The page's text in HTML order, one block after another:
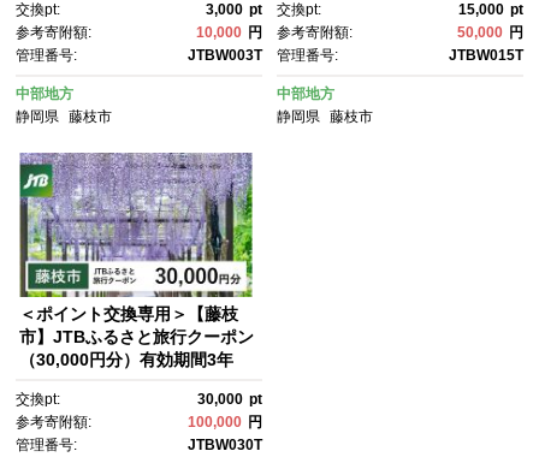
ル 予約 国内旅行 JTB 宿泊 観
光 体験 旅行券 宿泊券 旅行予
約 ホテル 旅館 チケット 子
供 子連れ カップル 家族 人
気 おすすめ 旅行クーポン 店
頭 オンライン ネット予約 電
話 有効期間3年
交換pt: 3,000 pt
参考寄附額:
10,000 円
管理番号:
JTBW003T
中部地方
静岡県
藤枝市
ル 予約 国内旅行 JTB 宿泊 観
光 体験 旅行券 宿泊券 旅行予
約 ホテル 旅館 チケット 子
供 子連れ カップル 家族 人
気 おすすめ 旅行クーポン 店
頭 オンライン ネット予約 電
交換pt: 15,000 pt
参考寄附額:
50,000 円
管理番号:
JTBW015T
中部地方
静岡県 藤枝市
＜ポイント交換専用＞【藤枝
市】JTBふるさと旅行クーポン
（30,000円分）有効期間3年
ル 予約 国内旅行 JTB 宿泊 観
光 体験 旅行券 宿泊券 旅行予
約 ホテル 旅館 チケット 子
交換pt: 30,000 pt
参考寄附額:
100,000 円
管理番号:
JTBW030T